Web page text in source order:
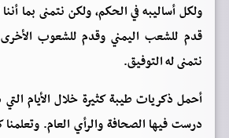
ولكل أساليبه في الحكم، ولكن نتمنى بما
قدم للشعب اليمني وقدم للشعوب الأخرى
نتمنى له التوفيق.
أحمل ذكريات طيبة كثيرة خلال الأيام التي
درست فيها الصحافة والرأي العام.